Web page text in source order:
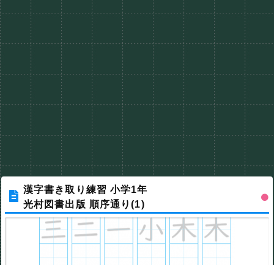
漢字書き取り練習 小学1年
光村図書出版 順序通り(1)